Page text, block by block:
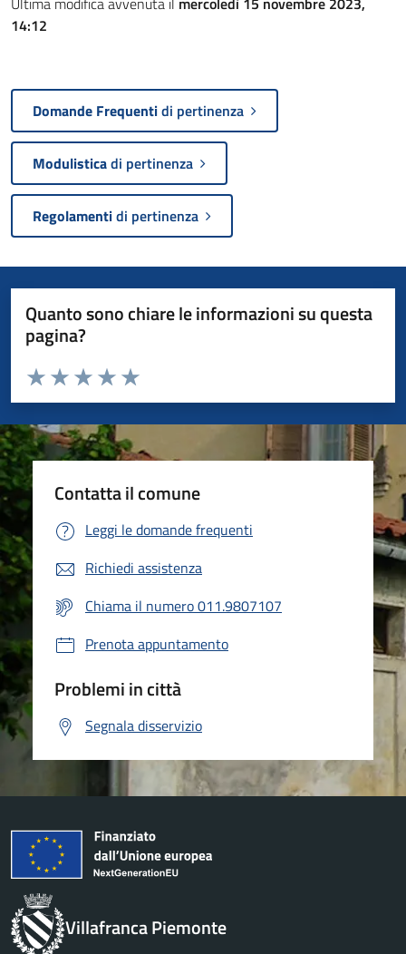
14:12
Domande Frequentidi pertinenza
Modulisticadi pertinenza
Regolamentidi pertinenza
Quanto sono chiare le informazioni su questa
pagina?
Valuta da 1 a 5 stelle la pagina
Valuta 5 stelle su 5
Valuta 4 stelle su 5
Valuta 3 stelle su 5
Valuta 2 stelle su 5
Valuta 1 stelle su 5
Contatta il comune
Leggi le domande frequenti
Richiedi assistenza
Chiama il numero 011.9807107
Prenota appuntamento
Problemi in città
Segnala disservizio
Villafranca Piemonte